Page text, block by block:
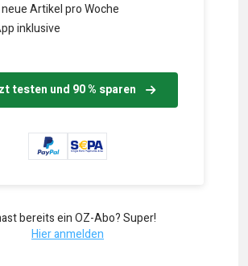
Artikel pro Woche
inklusive
testen und 90 % sparen
bereits ein OZ-Abo? Super!
Hier anmelden